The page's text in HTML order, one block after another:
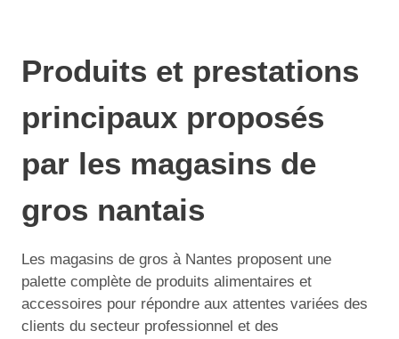
Produits et prestations
principaux proposés
par les magasins de
gros nantais
Les magasins de gros à Nantes proposent une
palette complète de produits alimentaires et
accessoires pour répondre aux attentes variées des
clients du secteur professionnel et des